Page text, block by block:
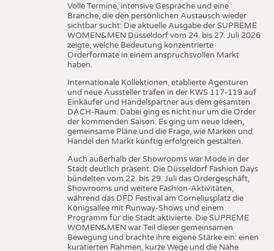
Volle Termine, intensive Gespräche und eine
Branche, die den persönlichen Austausch wieder
sichtbar sucht: Die aktuelle Ausgabe der SUPREME
WOMEN&MEN Düsseldorf vom 24. bis 27. Juli 2026
zeigte, welche Bedeutung konzentrierte
Orderformate in einem anspruchsvollen Markt
haben.
Internationale Kollektionen, etablierte Agenturen
und neue Aussteller trafen in der KWS 117-119 auf
Einkäufer und Handelspartner aus dem gesamten
DACH-Raum. Dabei ging es nicht nur um die Order
der kommenden Saison. Es ging um neue Ideen,
gemeinsame Pläne und die Frage, wie Marken und
Handel den Markt künftig erfolgreich gestalten.
Auch außerhalb der Showrooms war Mode in der
Stadt deutlich präsent. Die Düsseldorf Fashion Days
bündelten vom 22. bis 29. Juli das Ordergeschäft,
Showrooms und weitere Fashion-Aktivitäten,
während das DFD Festival am Corneliusplatz die
Königsallee mit Runway-Shows und einem
Programm für die Stadt aktivierte. Die SUPREME
WOMEN&MEN war Teil dieser gemeinsamen
Bewegung und brachte ihre eigene Stärke ein: einen
kuratierten Rahmen, kurze Wege und die Nähe